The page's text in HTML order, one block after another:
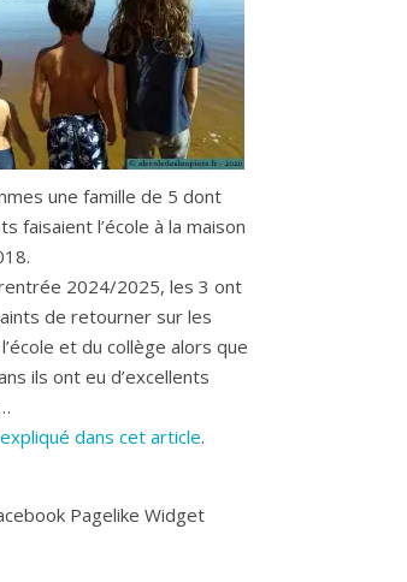
une famille de 5 dont
faisaient l’école à la maison
2024/2025, les 3 ont
de retourner sur les
et du collège alors que
ils ont eu d’excellents
dans cet article.